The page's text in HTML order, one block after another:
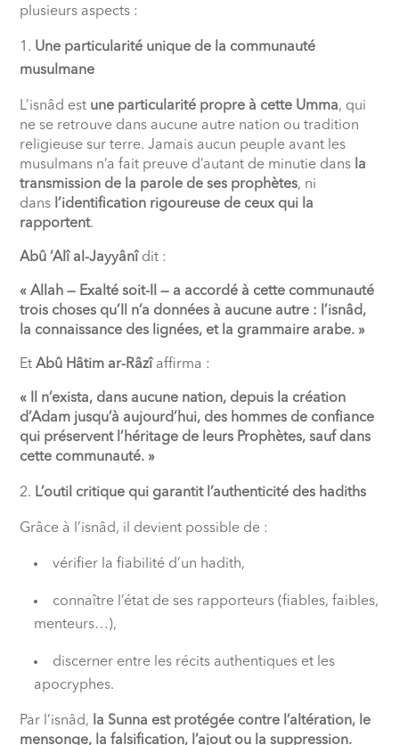
plusieurs aspects :
Une particularité unique de la communauté
musulmane
L’isnâd est une particularité propre à cette Umma, qui
ne se retrouve dans aucune autre nation ou tradition
religieuse sur terre. Jamais aucun peuple avant les
musulmans n’a fait preuve d’autant de minutie dans la
transmission de la parole de ses prophètes, ni
dans l’identification rigoureuse de ceux qui la
rapportent.
Abû ‘Alî al-Jayyânîdit :
« Allah — Exalté soit-Il — a accordé à cette communauté
trois choses qu’Il n’a données à aucune autre : l’isnâd,
la connaissance des lignées, et la grammaire arabe. »
EtAbû Hâtim ar-Râzîaffirma :
« Il n’exista, dans aucune nation, depuis la création
d’Adam jusqu’à aujourd’hui, des hommes de confiance
qui préservent l’héritage de leurs Prophètes, sauf dans
cette communauté. »
L’outil critique qui garantit l’authenticité des hadiths
Grâce à l’isnâd, il devient possible de :
vérifier la fiabilité d’un hadith,
connaître l’état de ses rapporteurs (fiables, faibles,
menteurs…),
discerner entre les récits authentiques et les
apocryphes.
Par l’isnâd,
la Sunna est protégée contre l’altération, le
mensonge, la falsification, l’ajout ou la suppression.